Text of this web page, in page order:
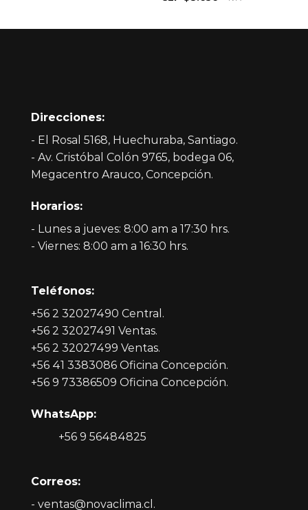
Direcciones:
- El Rosal 5168, Huechuraba, Santiago.
- Av. Cristóbal Colón 9765, bodega 06,
Megacentro Arauco, Concepción.
Horarios:
- Lunes a jueves: 8:00 am a 17:30 hrs.
- Viernes: 8:00 am a 16:30 hrs.
Teléfonos:
+56 2 32027490 Central.
+56 2 32027491 Ventas.
+56 2 32027499 Ventas.
+56 41 3383086 Oficina Concepción.
+56 9 73386509 Oficina Concepción.
WhatsApp:
+56 9 56484825
Correos:
- ventas@novaclima.cl.